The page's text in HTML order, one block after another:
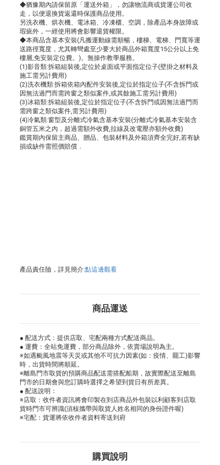
◆猶豫期內請保留原「運送外箱」，勿讓物流商或貨運公司收
走，以便退換貨返還時保護商品使用。
另洗衣機、烘衣機、電冰箱、冷凍櫃、空調，除產品本身故障或
瑕疵外，一經使用將會影響退貨權限。
◆本商品含基本安裝(凡搬運動線需順暢，樓梯、電梯、門寬等運
送路徑寬度，尤其轉彎處至少要大於商品外箱寬度15公分以上免
樓層,免安裝定位費。)。無操作教學服務。
(1)影音類:拆箱組裝後,定位於桌面或平面指定位子(壁掛之材料及
施工需另計費用)
(2)洗衣機類:拆箱依箱內配件安裝後,定位於指定位子(不含拆門或
因無法過門而需跨窗之類似案件,或其餘施工需另計費用)
(3)冰箱類:拆箱組裝後,定位於指定位子(不含拆門或因無法過門而
需跨窗之類似案件,需另計費用)
(4)冷氣類:窗型及分離式冷氣含基本安裝(分離式冷氣基本安裝含
銅管五米之內，超過需額外收費,拉線及改電壓亦額外收費)
鑑賞期內保留主商品、贈品、包裝材料及外箱須齊全完好,若有缺
損或缺件需照價賠償．
產品責任險，詳見簡介:點這邊觀看
商品運送
● 配送方式：提供店取、宅配兩種方式配送商品。
● 運費：全站免運費，部分商品除外，依賣場說明為主。
※如遇颱風地震等天災或其他不可抗力因素(如：疫情、罷工)影響
時，出貨時間將順延。
※離島門市取貨的預購商品配送需搭配船期，故實際配送至離島
門市的日期會與您訂購時選擇之希望到貨日有所差異。
● 配送說明：
※店取：收件者資訊將會印製在到店商品外包裝以利顧客到店取
貨時門市可辨識(須核攜帶與取貨人姓名相同的身份證件喔)
※宅配：貨運將依收件者資料寄送到府
購買說明